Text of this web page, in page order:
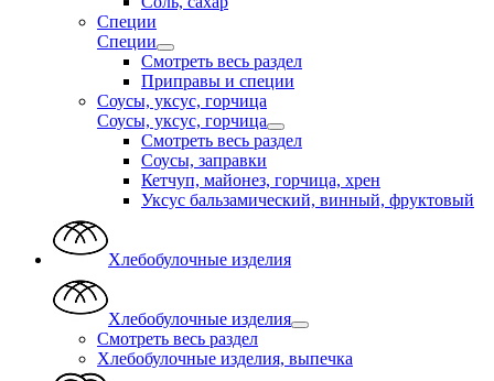
Специи
Специи
Смотреть весь раздел
Приправы и специи
Соусы, уксус, горчица
Соусы, уксус, горчица
Смотреть весь раздел
Соусы, заправки
Кетчуп, майонез, горчица, хрен
Уксус бальзамический, винный, фруктовый
Хлебобулочные изделия
Хлебобулочные изделия
Смотреть весь раздел
Хлебобулочные изделия, выпечка